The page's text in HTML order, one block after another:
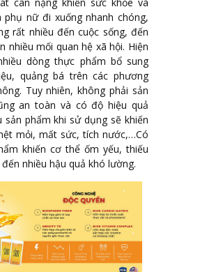
phụ nữ đi xuống nhanh chóng,
rất nhiều đến cuộc sống, đến
nhiều mối quan hệ xã hội. Hiện
dòng thực phẩm bổ sung
quảng bá trên các phương
Tuy nhiên, không phải sản
an toàn và có độ hiệu quả
sản phẩm khi sử dụng sẽ khiến
mỏi, mất sức, tích nước,…Có
khiến cơ thể ốm yếu, thiếu
nhiều hậu quả khó lường.